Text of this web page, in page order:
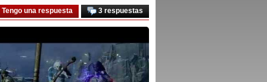
3 respuestas
Tengo una respuesta